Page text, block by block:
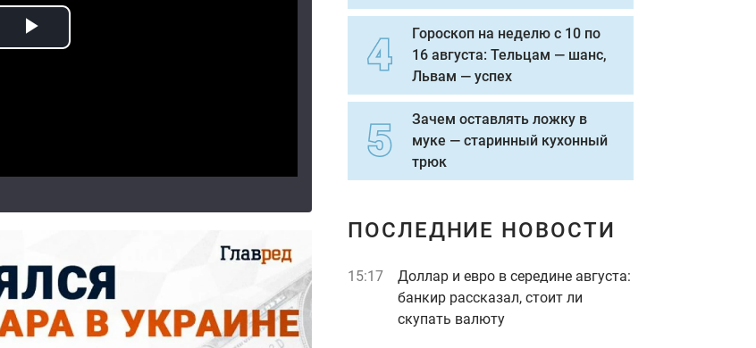
Гороскоп на неделю с 10 по
16 августа: Тельцам — шанс,
Львам — успех
Зачем оставлять ложку в
муке — старинный кухонный
трюк
ПОСЛЕДНИЕ НОВОСТИ
15:17
Доллар и евро в середине августа:
банкир рассказал, стоит ли
скупать валюту